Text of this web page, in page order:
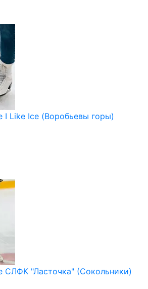
I Like Ice (Воробьевы горы)
СЛФК "Ласточка" (Сокольники)